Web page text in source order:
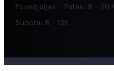
Ponedjeljak – Petak: 8 – 20
Subota: 8 – 13h